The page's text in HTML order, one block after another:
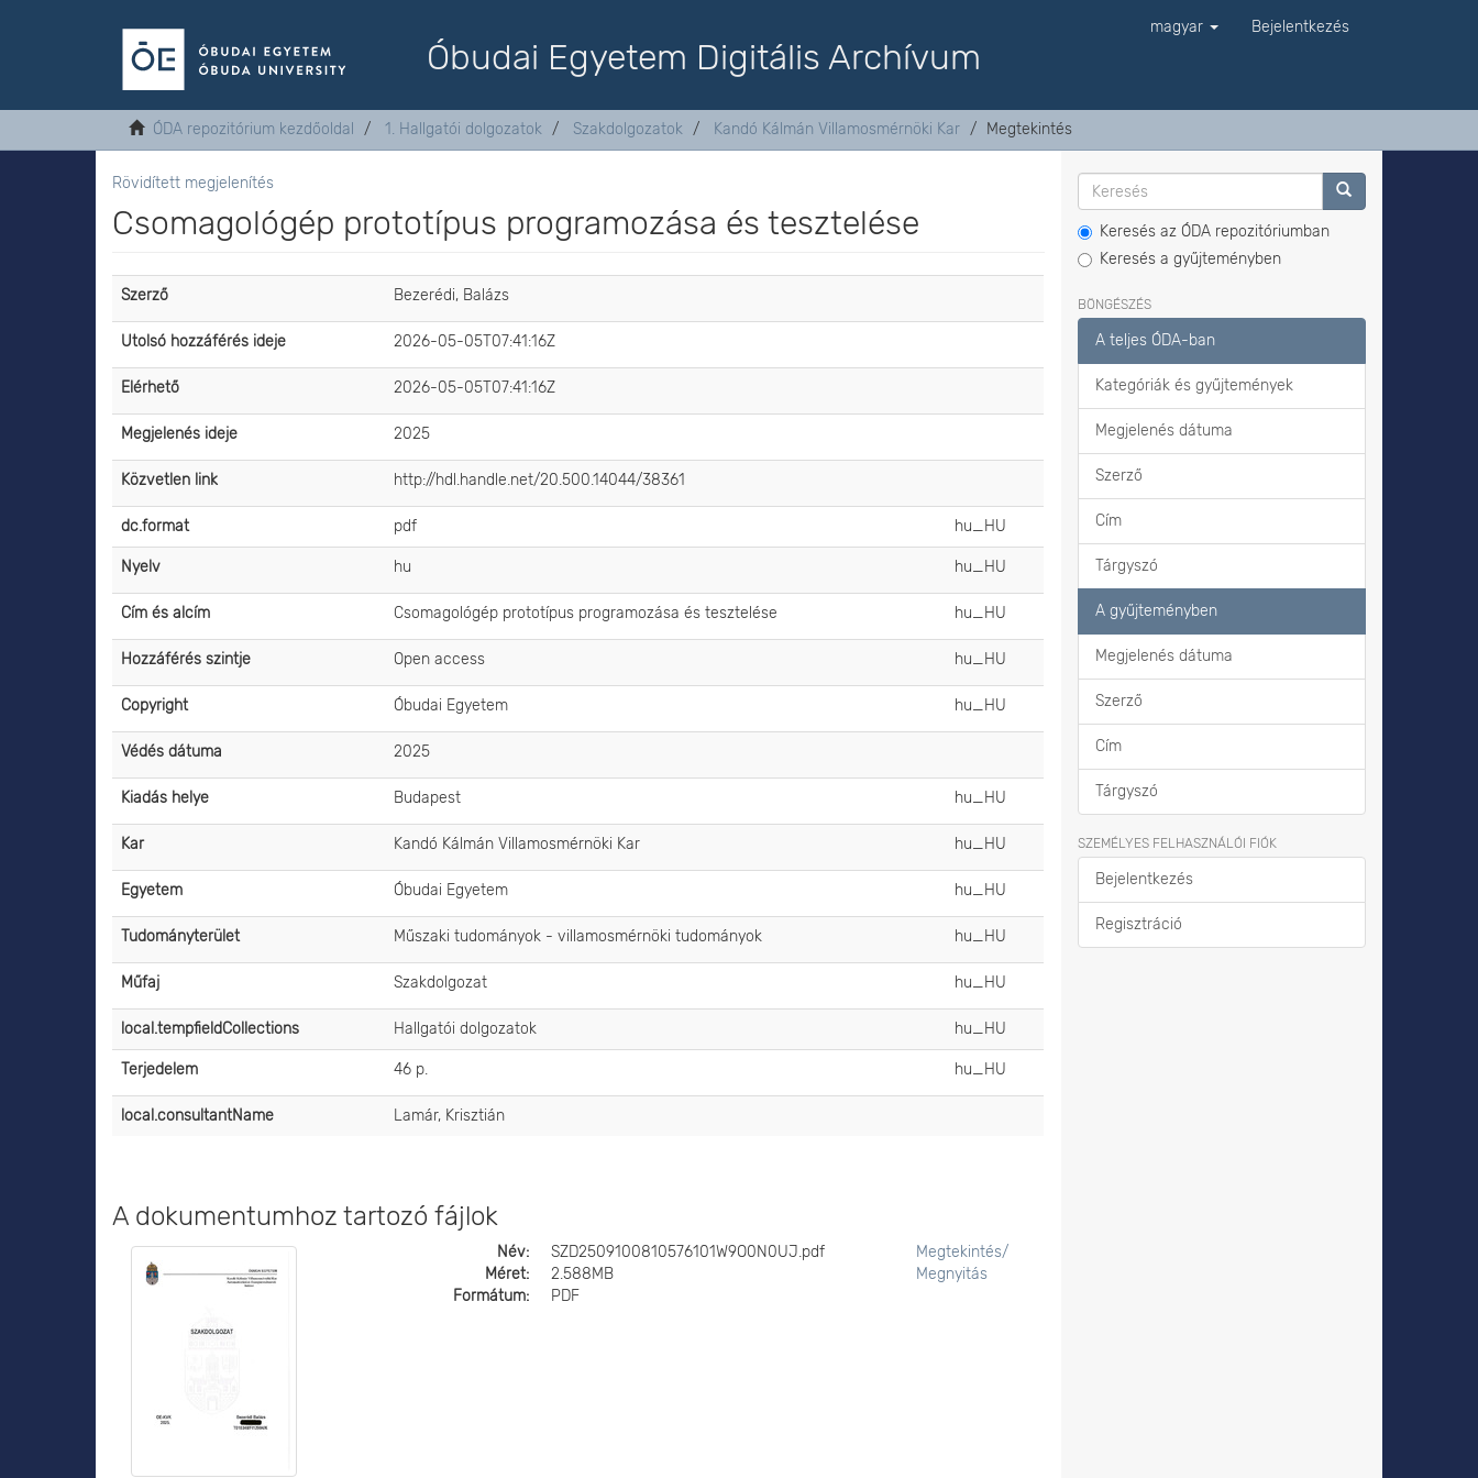
Óbudai Egyetem Digitális Archívum
magyar Bejelentkezés
ÓDA repozitórium kezdőoldal 1. Hallgatói dolgozatok Szakdolgozatok Kandó Kálmán Villamosmérnöki Kar Megtekintés
Rövidített megjelenítés
Csomagológép prototípus programozása és tesztelése
Szerző Bezerédi, Balázs
Utolsó hozzáférés ideje 2026-05-05T07:41:16Z
Elérhető 2026-05-05T07:41:16Z
Megjelenés ideje 2025
Közvetlen link http://hdl.handle.net/20.500.14044/38361
dc.format pdf hu_HU
Nyelv hu hu_HU
Cím és alcím Csomagológép prototípus programozása és tesztelése hu_HU
Hozzáférés szintje Open access hu_HU
Copyright Óbudai Egyetem hu_HU
Védés dátuma 2025
Kiadás helye Budapest hu_HU
Kar Kandó Kálmán Villamosmérnöki Kar hu_HU
Egyetem Óbudai Egyetem hu_HU
Tudományterület Műszaki tudományok - villamosmérnöki tudományok hu_HU
Műfaj Szakdolgozat hu_HU
local.tempfieldCollections Hallgatói dolgozatok hu_HU
Terjedelem 46 p. hu_HU
local.consultantName Lamár, Krisztián
A dokumentumhoz tartozó fájlok
Név:
SZD2509100810576101W9O0N0UJ.pdf
Méret:
2.588MB
Formátum:
PDF
Megtekintés/
Megnyitás
Keresés az ÓDA repozitóriumban
Keresés a gyűjteményben
BÖNGÉSZÉS
A teljes ÓDA-ban
Kategóriák és gyűjtemények
Megjelenés dátuma
Szerző
Cím
Tárgyszó
A gyűjteményben
Megjelenés dátuma
Szerző
Cím
Tárgyszó
SZEMÉLYES FELHASZNÁLÓI FIÓK
Bejelentkezés
Regisztráció